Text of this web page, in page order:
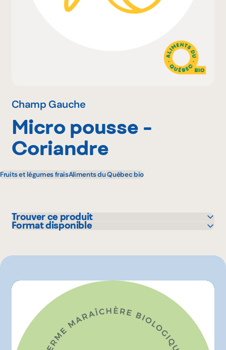
À propos
Champ Gauche
Micro pousse -
Coriandre
Fruits et légumes fraisAliments du Québec bio
Trouver ce produit
IGA
Format disponible